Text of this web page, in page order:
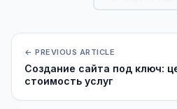
← PREVIOUS ARTICLE
Создание сайта под ключ:
стоимость услуг